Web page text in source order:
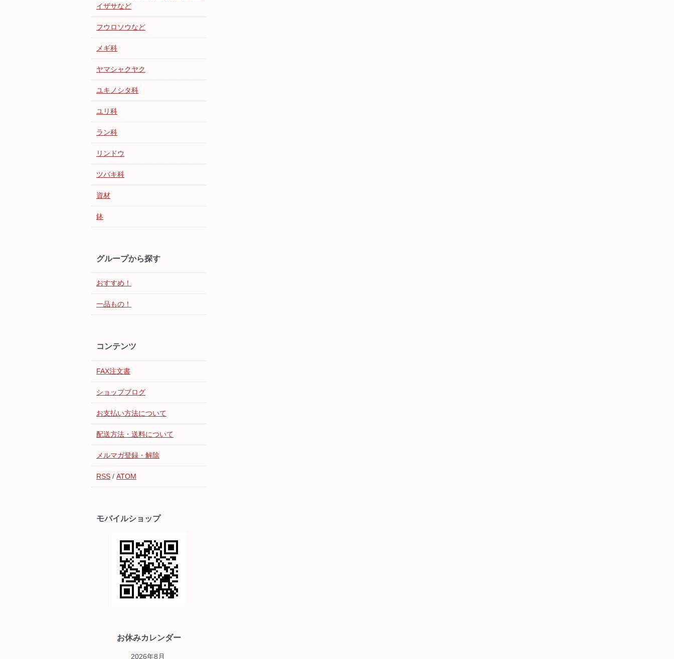
イザサなど
フウロソウなど
メギ科
ヤマシャクヤク
ユキノシタ科
ユリ科
ラン科
リンドウ
ツバキ科
資材
鉢
グループから探す
おすすめ！
一品もの！
コンテンツ
FAX注文書
ショップブログ
お支払い方法について
配送方法・送料について
メルマガ登録・解除
RSS / ATOM
モバイルショップ
お休みカレンダー
2026年8月